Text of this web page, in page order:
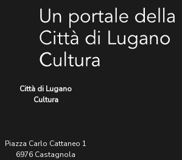
Città di Lugano
Cultura
Piazza Carlo Cattaneo 1
6976 Castagnola